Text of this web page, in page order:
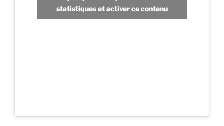
statistiques et activer ce contenu